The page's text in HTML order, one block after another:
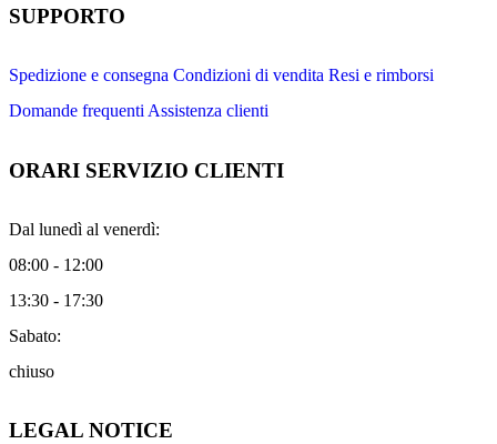
SUPPORTO
Spedizione e consegna Condizioni di vendita Resi e rimborsi
Domande frequenti Assistenza clienti
ORARI SERVIZIO CLIENTI
Dal lunedì al venerdì:
08:00 - 12:00
13:30 - 17:30
Sabato:
chiuso
LEGAL NOTICE